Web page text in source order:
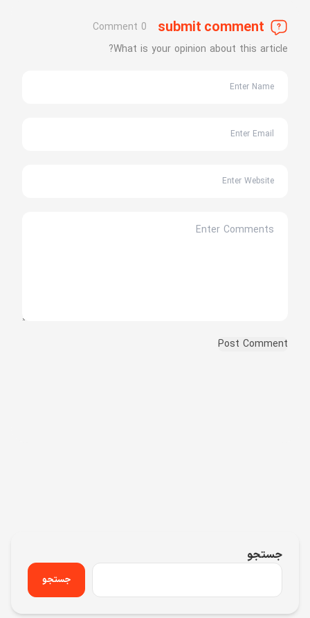
submit comment
0 Comment
What is your opinion about this article?
جستجو
جستجو